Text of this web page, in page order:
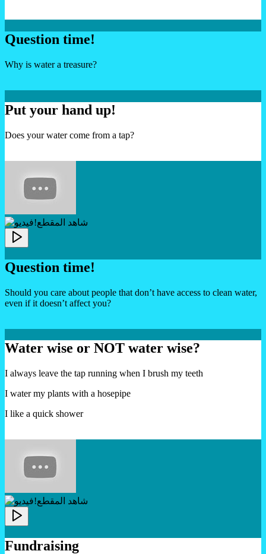
Question time!
Why is water a treasure?
Put your hand up!
Does your water come from a tap?
!شاهد المقطع
Question time!
Should you care about people that don’t have access to clean water,
even if it doesn’t affect you?
Water wise or NOT water wise?
I always leave the tap running when I brush my teeth
I water my plants with a hosepipe
I like a quick shower
!شاهد المقطع
Fundraising